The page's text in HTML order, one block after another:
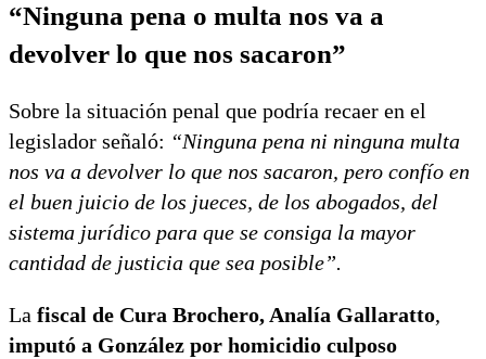
“Ninguna pena o multa nos va a
devolver lo que nos sacaron”
Sobre la situación penal que podría recaer en el
legislador señaló: “Ninguna pena ni ninguna multa
nos va a devolver lo que nos sacaron, pero confío en
el buen juicio de los jueces, de los abogados, del
sistema jurídico para que se consiga la mayor
cantidad de justicia que sea posible”.
La fiscal de Cura Brochero, Analía Gallaratto,
imputó a González por homicidio culposo